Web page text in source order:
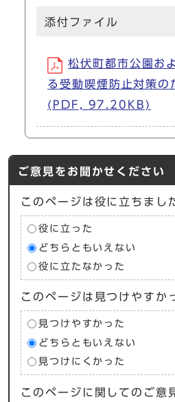
添付ファイル
松伏町都市公園お
る受動喫煙防止対策の
(PDF, 97.20KB)
ご意見をお聞かせください
このページは役に立ちまし
役に立った
どちらともいえない
役に立たなかった
このページは見つけやすか
見つけやすかった
どちらともいえない
見つけにくかった
このページに関してのご意